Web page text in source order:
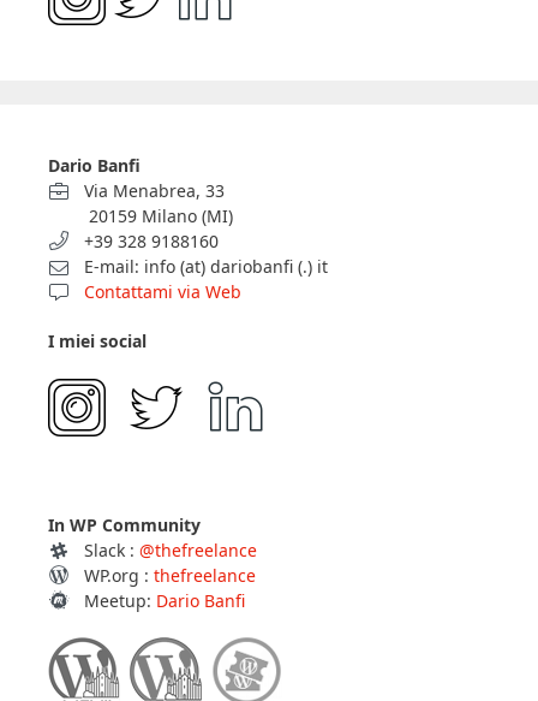
Dario Banfi
Via Menabrea, 33
20159 Milano (MI)
+39 328 9188160
E-mail: info (at) dariobanfi (.) it
Contattami via Web
I miei social
In WP Community
Slack : @thefreelance
WP.org : thefreelance
Meetup: Dario Banfi